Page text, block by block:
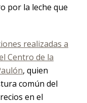
por la leche que
realizadas a
Centro de la
, quien
común del
en el